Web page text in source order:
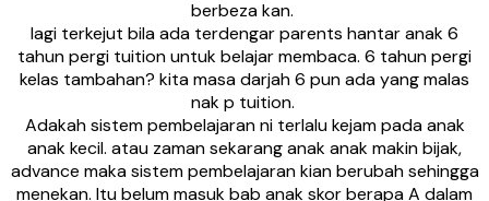
berbeza kan.
lagi terkejut bila ada terdengar parents hantar anak 6
tahun pergi tuition untuk belajar membaca. 6 tahun pergi
kelas tambahan? kita masa darjah 6 pun ada yang malas
nak p tuition.
Adakah sistem pembelajaran ni terlalu kejam pada anak
anak kecil. atau zaman sekarang anak anak makin bijak,
advance maka sistem pembelajaran kian berubah sehingga
menekan. Itu belum masuk bab anak skor berapa A dalam